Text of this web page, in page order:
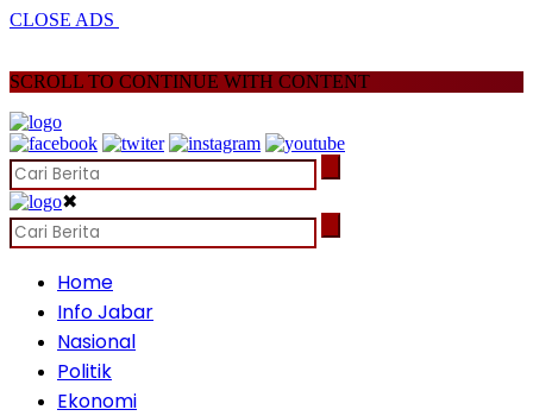
CLOSE ADS
SCROLL TO CONTINUE WITH CONTENT
✖
Home
Info Jabar
Nasional
Politik
Ekonomi